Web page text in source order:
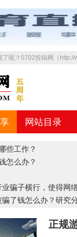
呢？0702投稿网（http://
网站目录
些工作？
怎么办？
骗子横行，使得网
骗了钱怎么办？研
正规